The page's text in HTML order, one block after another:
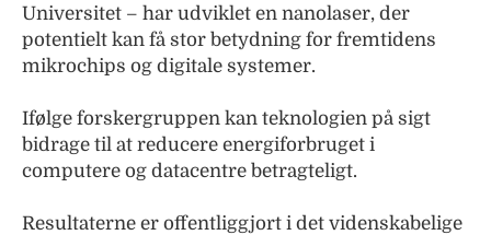
Universitet – har udviklet en nanolaser, der
potentielt kan få stor betydning for fremtidens
mikrochips og digitale systemer.
Ifølge forskergruppen kan teknologien på sigt
bidrage til at reducere energiforbruget i
computere og datacentre betragteligt.
Resultaterne er offentliggjort i det videnskabelige